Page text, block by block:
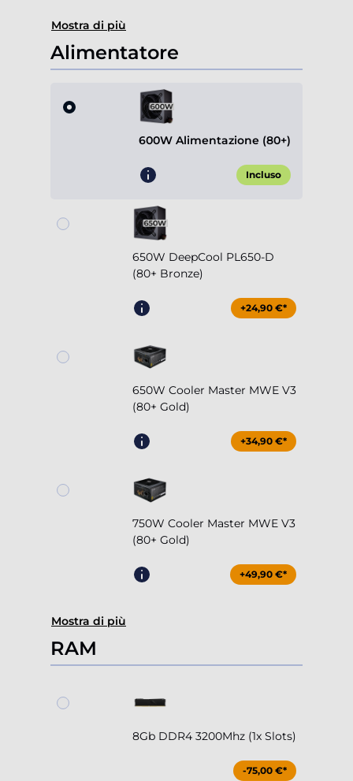
Mostra di più
Alimentatore
600W Alimentazione (80+)
Incluso
650W DeepCool PL650-D
(80+ Bronze)
+24,90 €*
650W Cooler Master MWE V3
(80+ Gold)
+34,90 €*
750W Cooler Master MWE V3
(80+ Gold)
+49,90 €*
Mostra di più
RAM
8Gb DDR4 3200Mhz (1x Slots)
-75,00 €*